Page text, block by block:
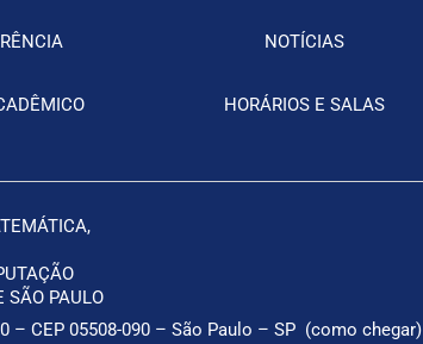
NOTÍCIAS
HORÁRIOS E SALAS
SÃO PAULO
– CEP 05508-090 – São Paulo – SP (como chegar)